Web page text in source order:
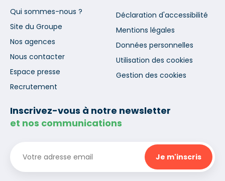
Qui sommes-nous ?
Site du Groupe
Nos agences
Nous contacter
Espace presse
Recrutement
Déclaration d'accessibilité
Mentions légales
Données personnelles
Utilisation des cookies
Gestion des cookies
Inscrivez-vous à notre newsletter
et nos communications